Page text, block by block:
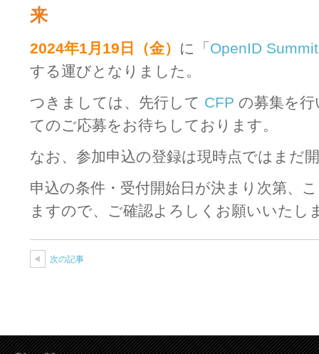
来
2024年1月19日（金） に「 OpenID
する運びとなりました。
つきましては、先行して CFP の募集を
てのご応募をお待ちしております。
なお、参加申込の登録は現時点ではまだ
申込の条件・受付開始日が決まり次第、
ますので、ご確認よろしくお願いいたし
次の記事